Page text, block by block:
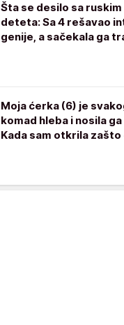
Šta se desilo sa
deteta: Sa 4 rešavao
genije, a sačekala ga
Moja ćerka (6) je
komad hleba i nosila
Kada sam otkrila zašto